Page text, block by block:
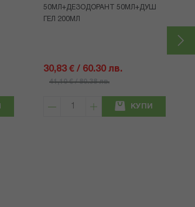
50МЛ+ДЕЗОДОРАНТ 50МЛ+ДУШ
ГЕЛ 200МЛ
30,83 € / 60.30 лв.
41,10 € / 80.38 лв.
КУПИ